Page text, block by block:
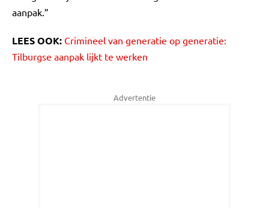
aanpak.”
LEES OOK: Crimineel van generatie op generatie:
Tilburgse aanpak lijkt te werken
Advertentie